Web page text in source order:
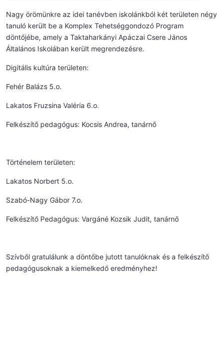
Nagy örömünkre az idei tanévben iskolánkból két területen négy
tanuló került be a Komplex Tehetséggondozó Program
döntőjébe, amely a Taktaharkányi Apáczai Csere János
Általános Iskolában került megrendezésre.
Digitális kultúra területen:
Fehér Balázs 5.o.
Lakatos Fruzsina Valéria 6.o.
Felkészítő pedagógus: Kocsis Andrea, tanárnő
Történelem területen:
Lakatos Norbert 5.o.
Szabó-Nagy Gábor 7.o.
Felkészítő Pedagógus: Vargáné Kozsik Judit, tanárnő
Szívből gratulálunk a döntőbe jutott tanulóknak és a felkészítő
pedagógusoknak a kiemelkedő eredményhez!